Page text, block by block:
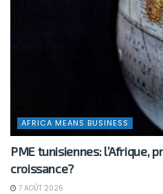
AFRICA MEANS BUSINESS
PME tunisiennes: l’Afrique,
croissance?
7 AOÛT 2026